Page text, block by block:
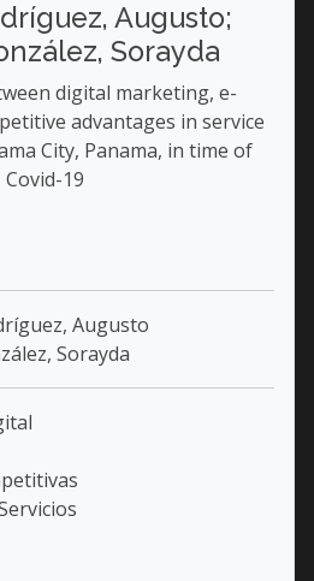
Augusto;
Sorayda
digital marketing, e-
advantages in service
City, Panama, in time of
Covid-19
Augusto
Sorayda